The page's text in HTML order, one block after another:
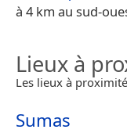
à 4 km au sud-
Lieux à
Les lieux à
Sumas